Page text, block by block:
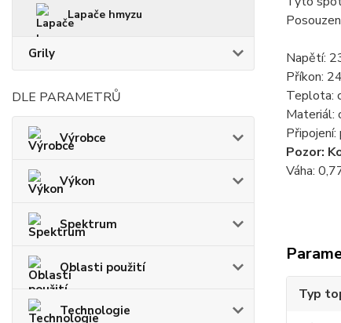
Lapače hmyzu
Grily
DLE PARAMETRŮ
Výrobce
Výkon
Spektrum
Oblasti použití
Technologie
Napětí:
Příkon:
Teplota:
Materiál:
Pozor:
Váha:
Typ